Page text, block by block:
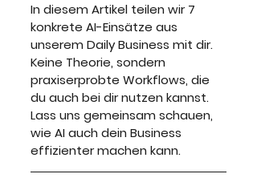
In diesem Artikel teilen wir 7
konkrete AI-Einsätze aus
unserem Daily Business mit dir.
Keine Theorie, sondern
praxiserprobte Workflows, die
du auch bei dir nutzen kannst.
Lass uns gemeinsam schauen,
wie AI auch dein Business
effizienter machen kann.